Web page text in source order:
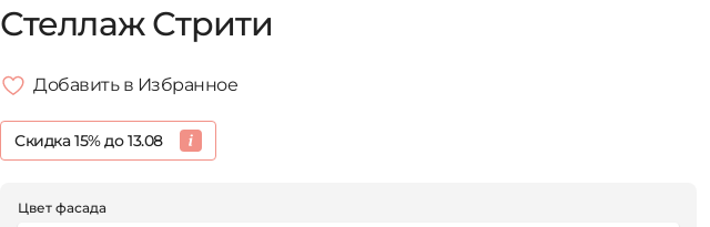
Стеллаж Стрити
Добавить в Избранное
Скидка 15% до 13.08
Цвет фасада